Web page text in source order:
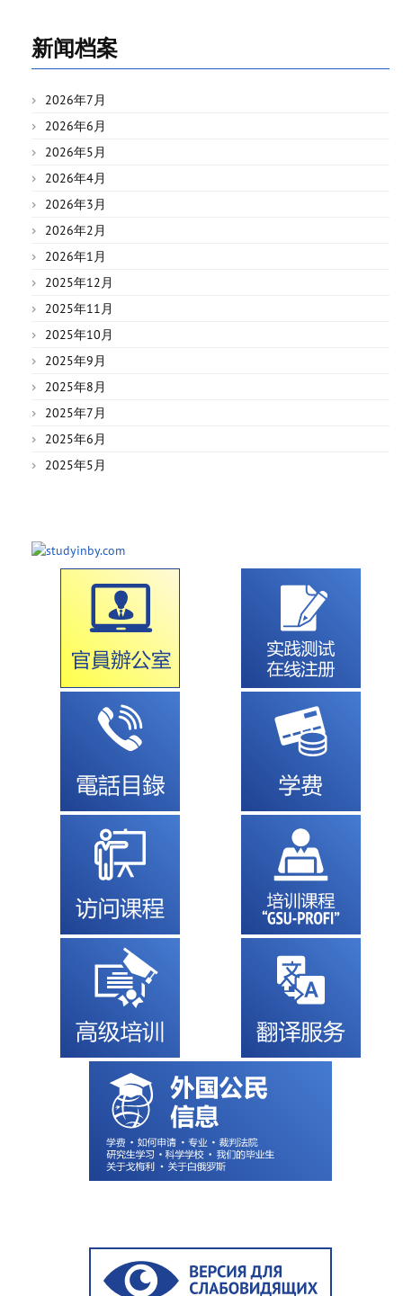
新闻档案
2026年7月
2026年6月
2026年5月
2026年4月
2026年3月
2026年2月
2026年1月
2025年12月
2025年11月
2025年10月
2025年9月
2025年8月
2025年7月
2025年6月
2025年5月